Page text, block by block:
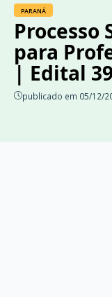
PARANÁ
Processo
para
| Edital
publicado em 05/12/